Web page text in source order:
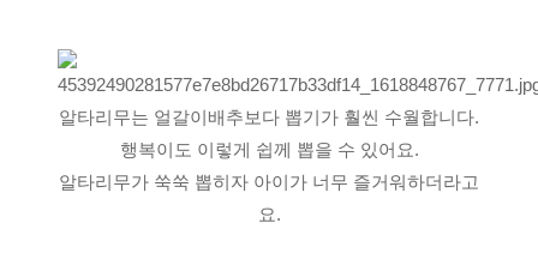
알타리무는 얼갈이배추보다 뽑기가 훨씬 수월합니다.
행복이도 이렇게 쉽께 뽑을 수 있어요.
알타리무가 쑥쑥 뽑히자 아이가 너무 즐거워하더라고
요.